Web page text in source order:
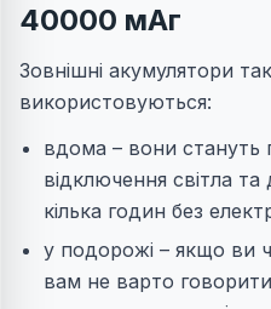
40000 мАг
Зовнішні акумулятори
використовуються:
вдома – вони стануть
відключення світла
кілька годин без
у подорожі – якщо ви
вам не варто